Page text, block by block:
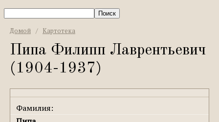
Домой / Картотека
Пипа Филипп Лаврентьевич
(1904-1937)
Фамилия: